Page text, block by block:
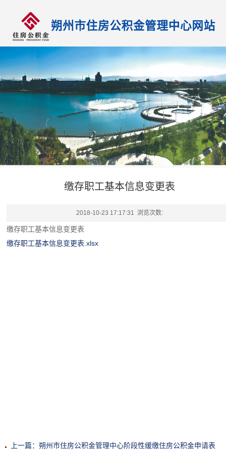
缴存职工基本信息变更表
2018-10-23 17:17:31 浏览次数:
缴存职工基本信息变更表
缴存职工基本信息变更表.xlsx
上一篇：朔州市住房公积金管理中心阶段性缓缴住房公积金申请表